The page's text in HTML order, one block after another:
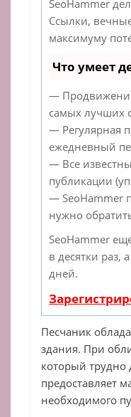
SeoHammer
Ссылки,
максимуму
Что умеет
—
самых лучших
— Регулярная
ежедневный
— Все
публикации
— SeoHammer
нужно
SeoHammer
в десятки раз,
дней.
Песчаник
здания. При
который трудно
предоставляет
необходимого